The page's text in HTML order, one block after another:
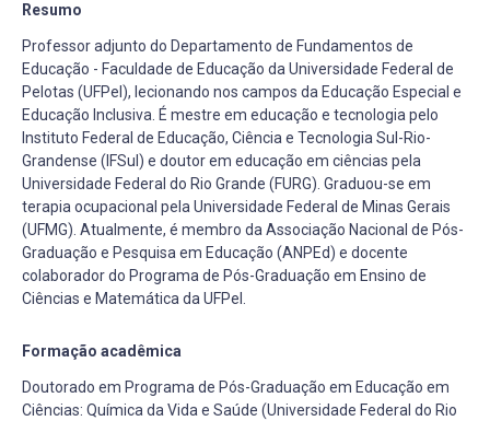
Resumo
Professor adjunto do Departamento de Fundamentos de
Educação - Faculdade de Educação da Universidade Federal de
Pelotas (UFPel), lecionando nos campos da Educação Especial e
Educação Inclusiva. É mestre em educação e tecnologia pelo
Instituto Federal de Educação, Ciência e Tecnologia Sul-Rio-
Grandense (IFSul) e doutor em educação em ciências pela
Universidade Federal do Rio Grande (FURG). Graduou-se em
terapia ocupacional pela Universidade Federal de Minas Gerais
(UFMG). Atualmente, é membro da Associação Nacional de Pós-
Graduação e Pesquisa em Educação (ANPEd) e docente
colaborador do Programa de Pós-Graduação em Ensino de
Ciências e Matemática da UFPel.
Formação acadêmica
Doutorado em Programa de Pós-Graduação em Educação em
Ciências: Química da Vida e Saúde (Universidade Federal do Rio